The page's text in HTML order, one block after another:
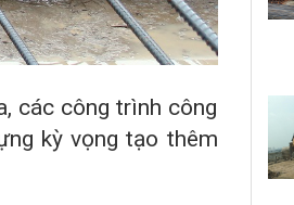
các công trình công
kỳ vọng tạo thêm